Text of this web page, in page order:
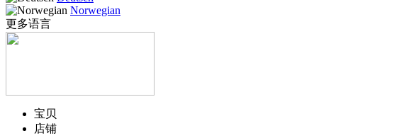
Norwegian
更多语言
宝贝
店铺